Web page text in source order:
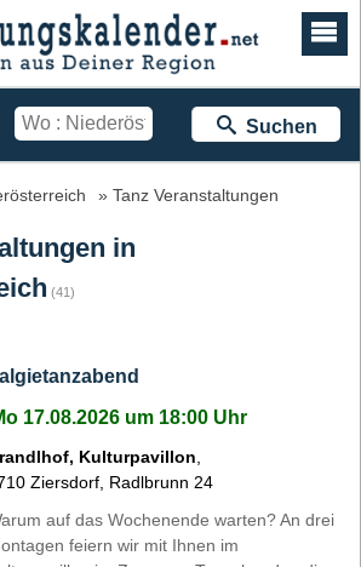
Suchen
Tanz Veranstaltungen
in
(41)
17.08.2026 um 18:00 Uhr
Kulturpavillon
Ziersdorf Radlbrunn 24
auf das Wochenende warten? An drei
feiern wir mit Ihnen im